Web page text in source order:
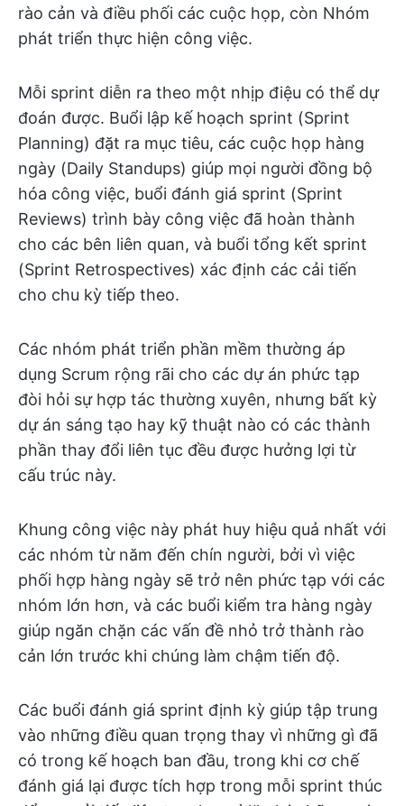
rào cản và điều phối các cuộc họp, còn Nhóm
phát triển thực hiện công việc.
Mỗi sprint diễn ra theo một nhịp điệu có thể dự
đoán được. Buổi lập kế hoạch sprint (Sprint
Planning) đặt ra mục tiêu, các cuộc họp hàng
ngày (Daily Standups) giúp mọi người đồng bộ
hóa công việc, buổi đánh giá sprint (Sprint
Reviews) trình bày công việc đã hoàn thành
cho các bên liên quan, và buổi tổng kết sprint
(Sprint Retrospectives) xác định các cải tiến
cho chu kỳ tiếp theo.
Các nhóm phát triển phần mềm thường áp
dụng Scrum rộng rãi cho các dự án phức tạp
đòi hỏi sự hợp tác thường xuyên, nhưng bất kỳ
dự án sáng tạo hay kỹ thuật nào có các thành
phần thay đổi liên tục đều được hưởng lợi từ
cấu trúc này.
Khung công việc này phát huy hiệu quả nhất với
các nhóm từ năm đến chín người, bởi vì việc
phối hợp hàng ngày sẽ trở nên phức tạp với các
nhóm lớn hơn, và các buổi kiểm tra hàng ngày
giúp ngăn chặn các vấn đề nhỏ trở thành rào
cản lớn trước khi chúng làm chậm tiến độ.
Các buổi đánh giá sprint định kỳ giúp tập trung
vào những điều quan trọng thay vì những gì đã
có trong kế hoạch ban đầu, trong khi cơ chế
đánh giá lại được tích hợp trong mỗi sprint thúc